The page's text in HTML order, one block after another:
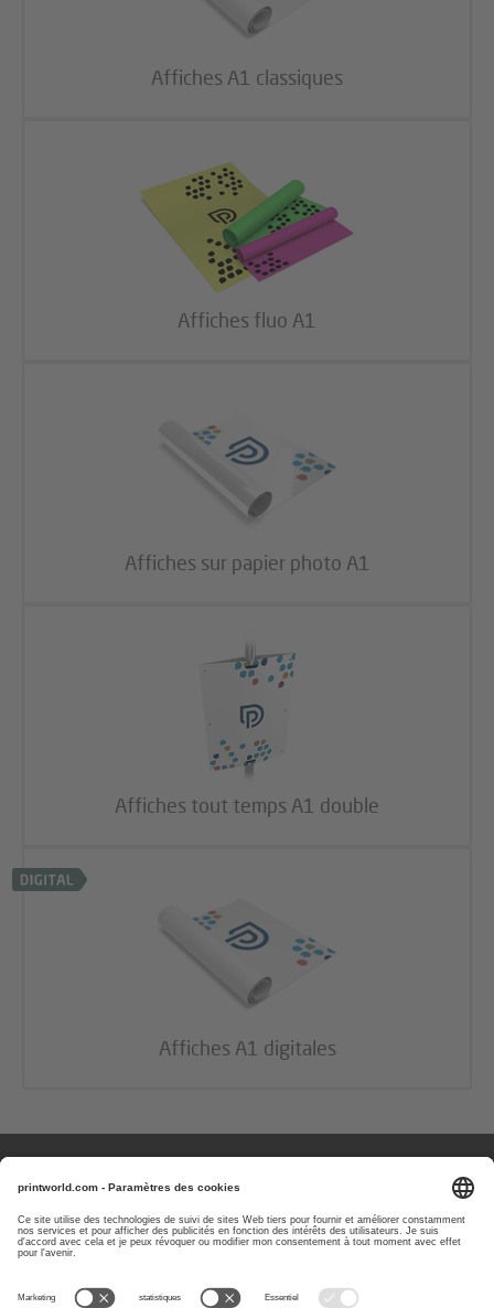
Affiches A1 classiques
Affiches fluo A1
Affiches sur papier photo A1
Affiches tout temps A1 double
Affiches A1 digitales
Des questions ou des remarques ?
Vous pouvez nous contacter les
jours ouvrés de 08 h à 17 h